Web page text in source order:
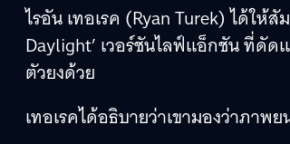
ไรอัน เทอเรค (Ryan Turek) ได้ให้
Daylight’ เวอร์ชันไลฟ์แอ็กชัน ที่ดัด
ตัวยงด้วย
เทอเรคได้อธิบายว่าเขามองว่าภา